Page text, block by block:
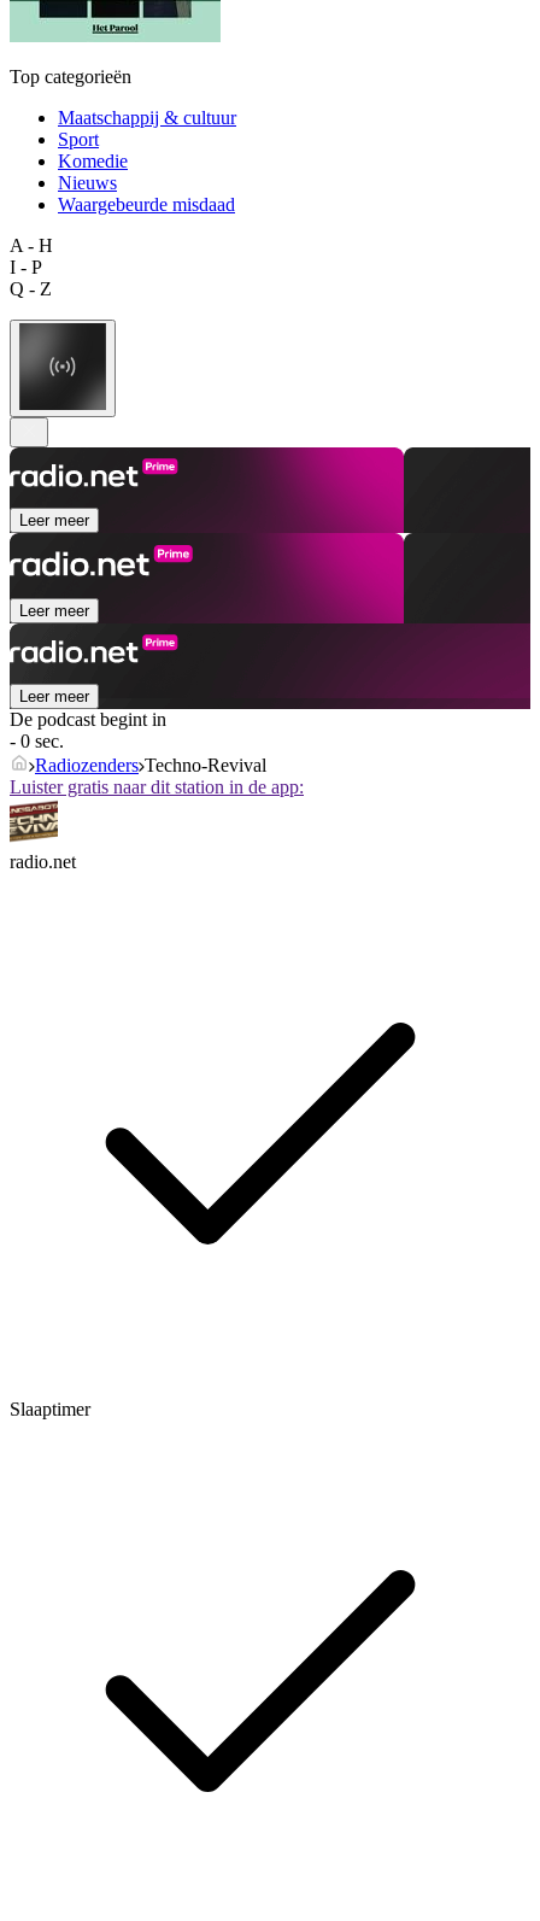
Top categorieën
Maatschappij & cultuur
Sport
Komedie
Nieuws
Waargebeurde misdaad
A - H
I - P
Q - Z
Leer meer
Leer meer
Leer meer
De podcast begint in
- 0 sec.
Radiozenders Techno-Revival
Luister gratis naar dit station in de app:
radio.net
Slaaptimer